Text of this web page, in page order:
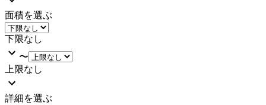
面積を選ぶ
下限なし
〜
上限なし
詳細を選ぶ